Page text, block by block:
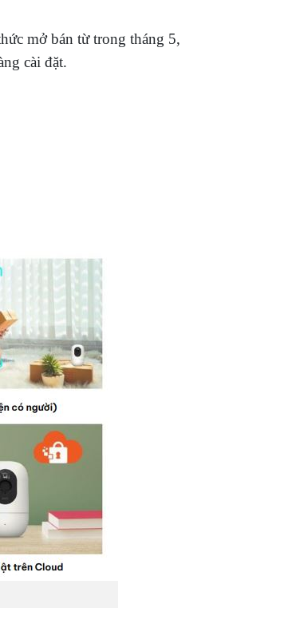
mở bán từ trong tháng 5,
cài đặt.